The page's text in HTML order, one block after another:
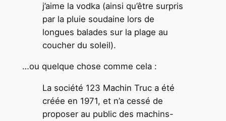
j’aime la vodka (ainsi qu’être surpris
par la pluie soudaine lors de
longues balades sur la plage au
coucher du soleil).
…ou quelque chose comme cela :
La société 123 Machin Truc a été
créée en 1971, et n’a cessé de
proposer au public des machins-